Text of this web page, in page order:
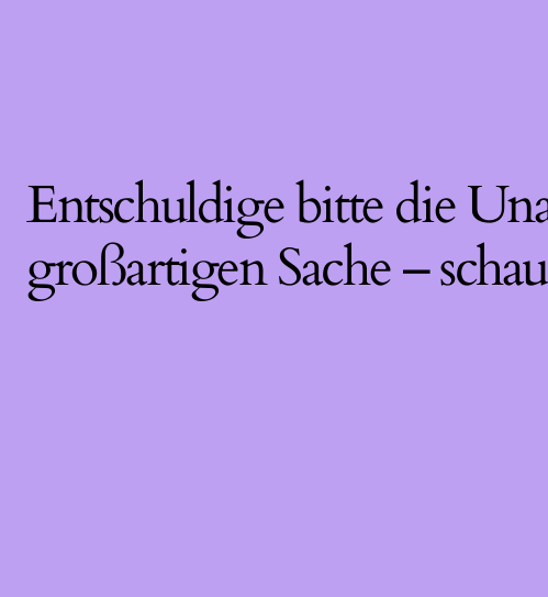
Entschuldige bitte die
großartigen Sache –